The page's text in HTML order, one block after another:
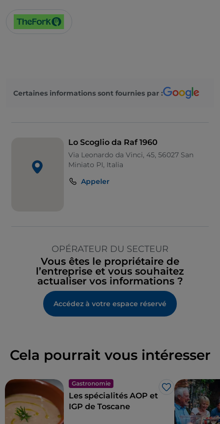
Certaines informations sont fournies par :
Lo Scoglio da Raf 1960
Via Leonardo da Vinci, 45, 56027 San
Miniato PI, Italia
Appeler
OPÉRATEUR DU SECTEUR
Vous êtes le propriétaire de
l’entreprise et vous souhaitez
actualiser vos informations ?
Accédez à votre espace réservé
Cela pourrait vous intéresser
Gastronomie
J’aime
Les spécialités AOP et
IGP de Toscane